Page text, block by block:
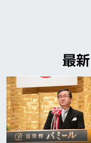
最